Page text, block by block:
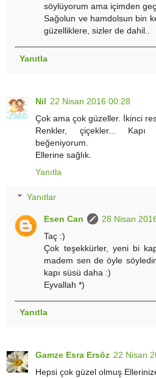
söylüyorum ama içimden
Sağolun ve hamdolsun bin
güzelliklere, sizler de dahil..
Yanıtla
Nil 22 Nisan 2016 00:28
Çok ama çok güzeller. İkinci
Renkler, çiçekler... Kapı
beğeniyorum.
Ellerine sağlık.
Yanıtla
Yanıtlar
Esen Can
28 Nisan
Taç :)
Çok teşekkürler, yeni bi
madem sen de öyle
kapı süsü daha :)
Eyvallah *)
Yanıtla
Gamze Esra Ersöz 22 Nisan
Hepsi çok güzel